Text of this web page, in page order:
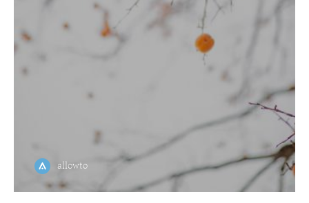
allowto